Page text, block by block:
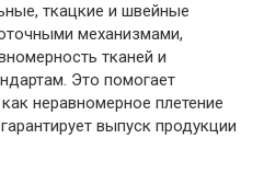
ткацкие и швейные
механизмами,
тканей и
Это помогает
неравномерное плетение
выпуск продукции